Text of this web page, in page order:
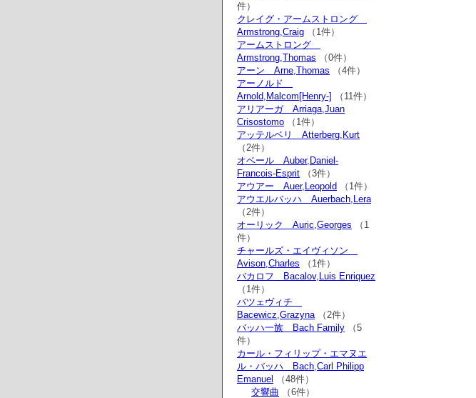
件）
クレイグ・アームストロング
Armstrong,Craig （1件）
アームストロング
Armstrong,Thomas （0件）
アーン Arne,Thomas （4件）
アーノルド
Arnold,Malcom[Henry-]
（11件）
アリアーガ Arriaga,Juan
Crisostomo （1件）
アッテルベリ Atterberg,Kurt
（2件）
オベール Auber,Daniel-
Francois-Esprit （3件）
アウアー Auer,Leopold （1件）
アウエルバッハ Auerbach,Lera
（2件）
オーリック Auric,Georges （1
件）
チャールズ・エイヴィソン
Avison,Charles （1件）
バカロフ Bacalov,Luis Enriquez
（1件）
バツェヴィチ
Bacewicz,Grazyna（2件）
バッハ一族 Bach Family （5
件）
カール・フィリップ・エマヌエ
ル・バッハ Bach,Carl Philipp
Emanuel
（48件）
交響曲 （6件）